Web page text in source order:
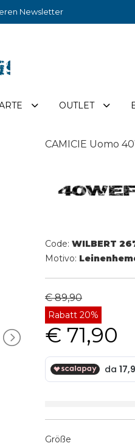
Newsletter
OUTLET
CAMICIE Uomo
Code:WILBERT
Motivo:
€ 89,90
Rabatt 20%
€ 71,90
Größe